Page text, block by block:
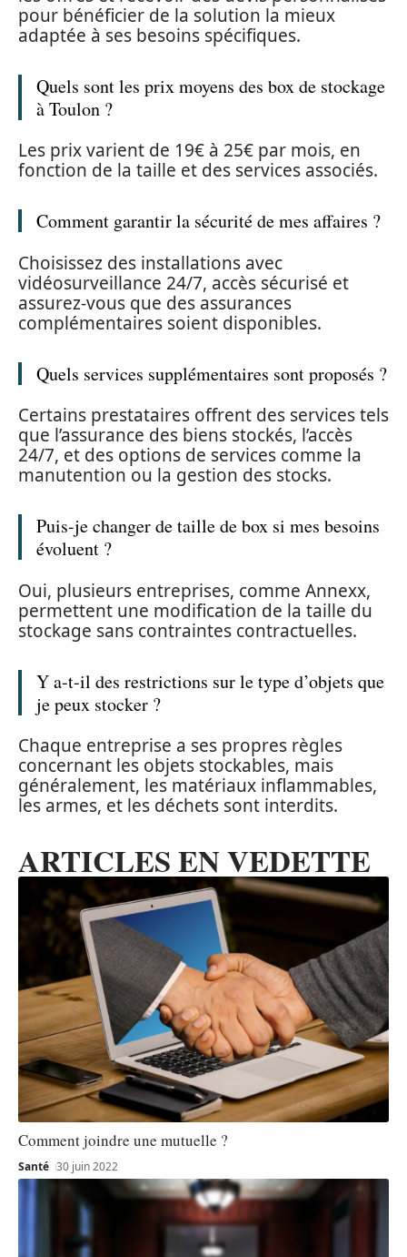
pour bénéficier de la solution la mieux
adaptée à ses besoins spécifiques.
Quels sont les prix moyens des box de stockage
à Toulon ?
Les prix varient de 19€ à 25€ par mois, en
fonction de la taille et des services associés.
Comment garantir la sécurité de mes affaires ?
Choisissez des installations avec
vidéosurveillance 24/7, accès sécurisé et
assurez-vous que des assurances
complémentaires soient disponibles.
Quels services supplémentaires sont proposés ?
Certains prestataires offrent des services tels
que l’assurance des biens stockés, l’accès
24/7, et des options de services comme la
manutention ou la gestion des stocks.
Puis-je changer de taille de box si mes besoins
évoluent ?
Oui, plusieurs entreprises, comme Annexx,
permettent une modification de la taille du
stockage sans contraintes contractuelles.
Y a-t-il des restrictions sur le type d’objets que
je peux stocker ?
Chaque entreprise a ses propres règles
concernant les objets stockables, mais
généralement, les matériaux inflammables,
les armes, et les déchets sont interdits.
ARTICLES EN VEDETTE
Comment joindre une mutuelle ?
Santé 30 juin 2022